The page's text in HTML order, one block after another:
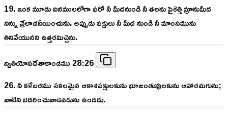
19. ఇంక మూడు దినములలోగా ఫరో నీ మీదనుండి నీ తలను పైకెత్తి మ్రానుమీద
నిన్ను వ్రేలాడదీయించును. అప్పుడు పక్షులు నీ మీద నుండి నీ మాంసమును
తినివేయునని ఉత్తరమిచ్చెను.
ద్వితియోపదేశాకాండము 28:26
26. నీ కళేబరము సకలమైన ఆకాశపక్షులకును భూజంతువులకును ఆహారమగును;
వాటిని బెదరించువాడెవడును ఉండడు.